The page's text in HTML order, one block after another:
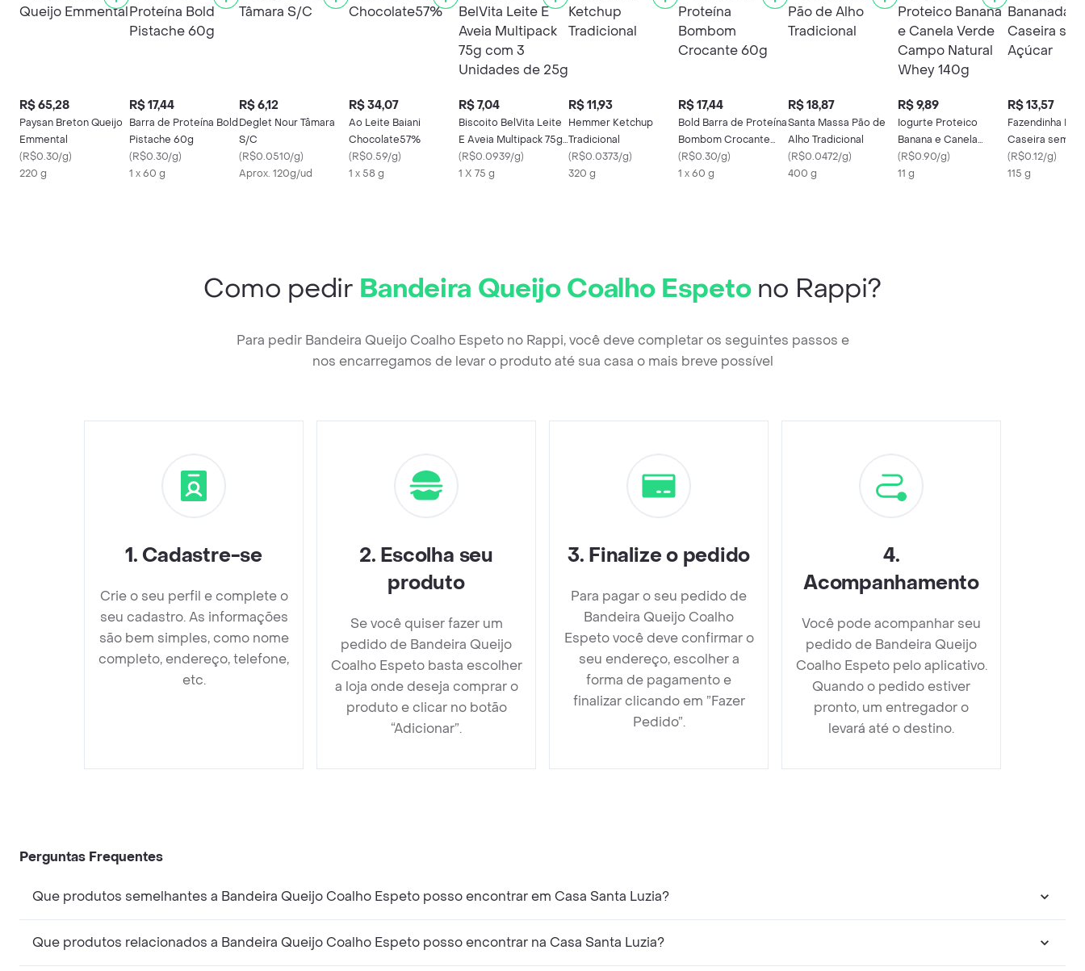
R$ 65,28
Paysan Breton Queijo
Emmental
(R$0.30/g)
220 g
R$ 17,44
Barra de Proteína Bold
Pistache 60g
(R$0.30/g)
1 x 60 g
R$ 6,12
Deglet Nour Tâmara
S/C
(R$0.0510/g)
Aprox. 120g/ud
R$ 34,07
Ao Leite Baiani
Chocolate57%
(R$0.59/g)
1 x 58 g
R$ 7,04
Biscoito BelVita Leite
E Aveia Multipack 75g
com 3 Unidades de
25g
(R$0.0939/g)
1 X 75 g
R$ 11,93
Hemmer Ketchup
Tradicional
(R$0.0373/g)
320 g
R$ 17,44
Bold Barra de Proteína
Bombom Crocante
60g
(R$0.30/g)
1 x 60 g
R$ 18,87
Santa Massa Pão de
Alho Tradicional
(R$0.0472/g)
400 g
R$ 9,89
Iogurte Proteico
Banana e Canela
Verde Campo Natural
Whey 140g
(R$0.90/g)
11 g
R$ 13,57
Fazendinha
Caseira sem
(R$0.12/g)
115 g
Como pedir Bandeira Queijo Coalho Espetono Rappi?
Para pedir Bandeira Queijo Coalho Espeto no Rappi, você deve completar os seguintes passos e
nos encarregamos de levar o produto até sua casa o mais breve possível
1. Cadastre-se
Crie o seu perfil e complete o
seu cadastro. As informações
são bem simples, como nome
completo, endereço, telefone,
etc.
2. Escolha seu
produto
Se você quiser fazer um
pedido de Bandeira Queijo
Coalho Espeto basta escolher
a loja onde deseja comprar o
produto e clicar no botão
“Adicionar”.
3. Finalize o pedido
Para pagar o seu pedido de
Bandeira Queijo Coalho
Espeto você deve confirmar o
seu endereço, escolher a
forma de pagamento e
finalizar clicando em ”Fazer
Pedido”.
4.
Acompanhamento
Você pode acompanhar seu
pedido de Bandeira Queijo
Coalho Espeto pelo aplicativo.
Quando o pedido estiver
pronto, um entregador o
levará até o destino.
Perguntas Frequentes
Que produtos semelhantes a Bandeira Queijo Coalho Espeto posso encontrar em Casa Santa Luzia?
Que produtos relacionados a Bandeira Queijo Coalho Espeto posso encontrar na Casa Santa Luzia?